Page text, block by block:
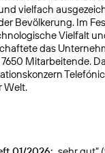
vielfach
Bevölkerung. Im
Vielfalt
das
Mitarbeitende.
Welt.